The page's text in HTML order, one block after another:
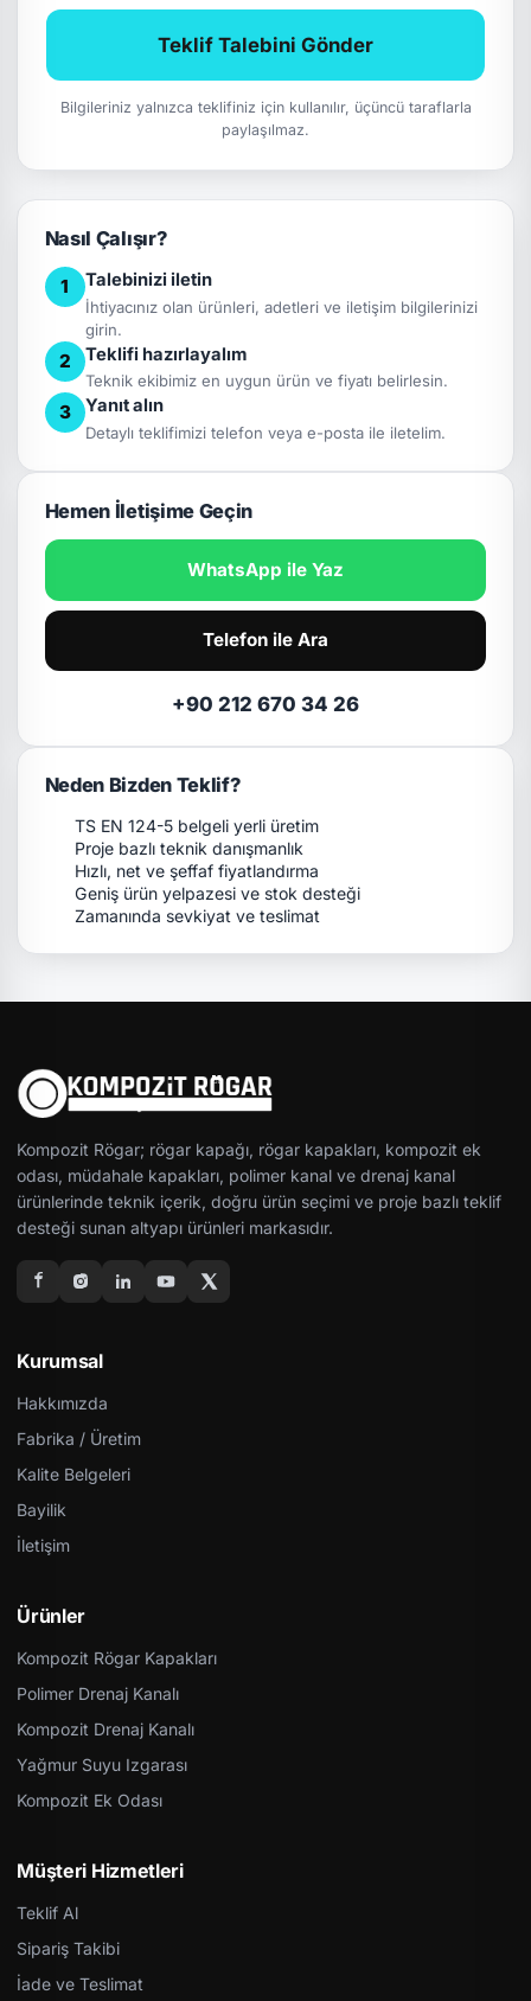
Teklif Talebini Gönder
Bilgileriniz yalnızca teklifiniz için kullanılır, üçüncü taraflarla
paylaşılmaz.
Nasıl Çalışır?
1 Talebinizi iletin
İhtiyacınız olan ürünleri, adetleri ve iletişim bilgilerinizi
girin.
2 Teklifi hazırlayalım
Teknik ekibimiz en uygun ürün ve fiyatı belirlesin.
3 Yanıt alın
Detaylı teklifimizi telefon veya e-posta ile iletelim.
Hemen İletişime Geçin
WhatsApp ile Yaz
Telefon ile Ara
+90 212 670 34 26
Neden Bizden Teklif?
TS EN 124-5 belgeli yerli üretim
Proje bazlı teknik danışmanlık
Hızlı, net ve şeffaf fiyatlandırma
Geniş ürün yelpazesi ve stok desteği
Zamanında sevkiyat ve teslimat
Kompozit Rögar; rögar kapağı, rögar kapakları, kompozit ek
odası, müdahale kapakları, polimer kanal ve drenaj kanal
ürünlerinde teknik içerik, doğru ürün seçimi ve proje bazlı teklif
desteği sunan altyapı ürünleri markasıdır.
Kurumsal
Hakkımızda
Fabrika / Üretim
Kalite Belgeleri
Bayilik
İletişim
Ürünler
Kompozit Rögar Kapakları
Polimer Drenaj Kanalı
Kompozit Drenaj Kanalı
Yağmur Suyu Izgarası
Kompozit Ek Odası
Müşteri Hizmetleri
Teklif Al
Sipariş Takibi
İade ve Teslimat